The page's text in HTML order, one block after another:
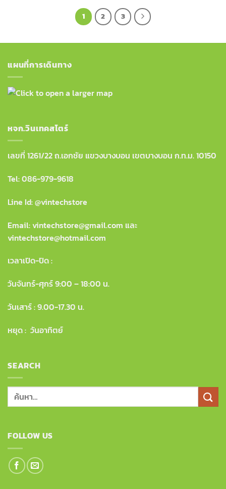
1 2 3
แผนที่การเดินทาง
หจก.วินเทคสโตร์
เลขที่ 1261/22 ถ.เอกชัย แขวงบางบอน เขตบางบอน ก.ท.ม. 10150
Tel:086-979-9618
Line Id: @vintechstore
Email: vintechstore@gmail.com และ
vintechstore@hotmail.com
เวลาเปิด-ปิด :
วันจันทร์-ศุกร์ 9:00 – 18:00 น.
วันเสาร์ : 9.00-17.30 น.
หยุด : วันอาทิตย์
SEARCH
ค้นหา:
FOLLOW US